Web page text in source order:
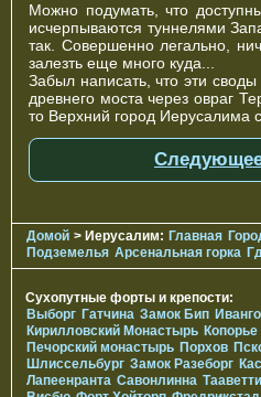
Можно подумать, что
исчерпываются туннелями
так. Совершенно легально,
залезть еще много куда...
Забыл написать, что эти своды
древнего моста через овраг
то Верхний город Иерусалима
Домой > Иерусалим: Главная
Подземелья Арсенальная горка
Сухопутные форты и крепости:
Выборг Гатчина Замок Бип
Кирилловский Монастырь Копорье
Печорcкий монастырь Порхов
Шлиссельбург Замок Разеборг
Лапеенранта Савонлинна Тааветти